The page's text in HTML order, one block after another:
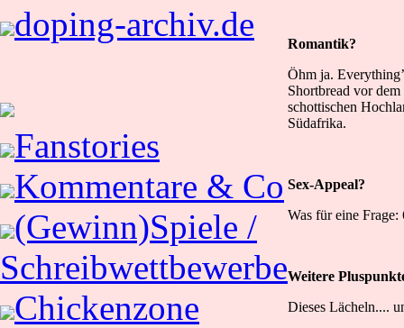
doping-archiv.de
Fanstories
Kommentare & Co
(Gewinn)Spiele /
Schreibwettbewerbe
Chickenzone
Romantik?
Öhm ja.
Shortbread vor
schottischen
Südafrika.
Sex-Appeal?
Was für eine
Weitere
Dieses Lächeln....